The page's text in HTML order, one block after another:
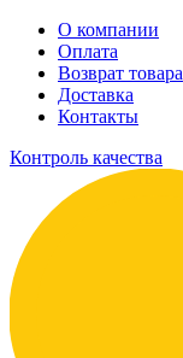
О компании
Оплата
Возврат товара
Доставка
Контакты
Контроль качества